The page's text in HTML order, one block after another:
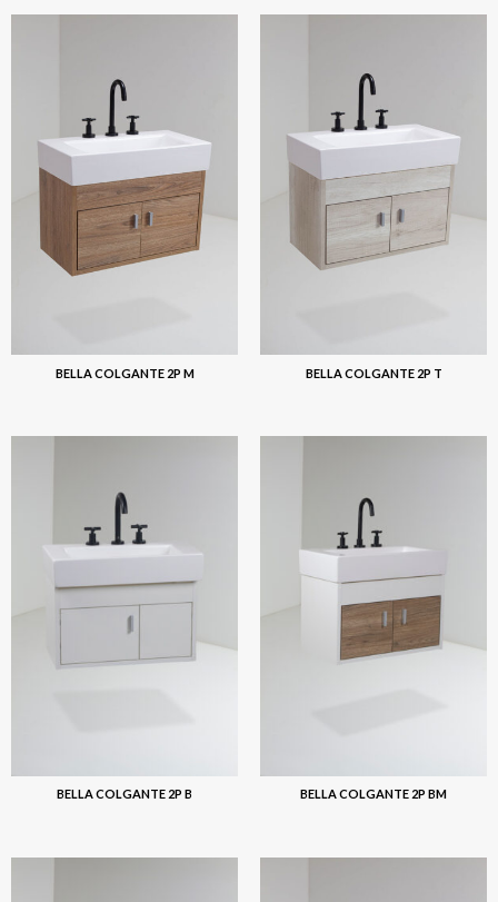
BELLA COLGANTE 2P M BELLA COLGANTE 2P T
BELLA COLGANTE 2P B BELLA COLGANTE 2P BM